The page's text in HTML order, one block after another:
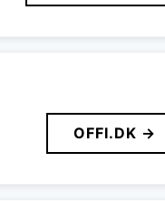
OFFI.DK →